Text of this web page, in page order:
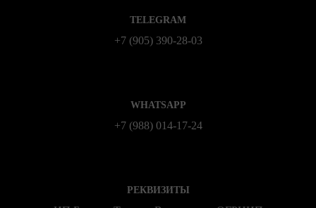
TELEGRAM
+7 (905) 390-28-03
WHATSAPP
+7 (988) 014‑17‑24
РЕКВИЗИТЫ